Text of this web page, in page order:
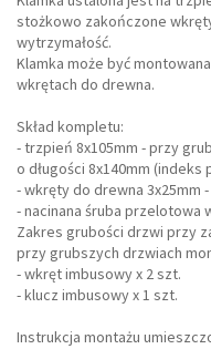
stożkowo zakończone
wytrzymałość.
Klamka może być
wkrętach do drewna.
Skład kompletu:
- trzpień 8x105mm - przy
o długości 8x140mm (indeks
- wkręty do drewna 3x25mm
- nacinana śruba przelotowa
Zakres grubości drzwi przy
przy grubszych drzwiach
- wkręt imbusowy x 2 szt.
- klucz imbusowy x 1 szt.
Instrukcja montażu